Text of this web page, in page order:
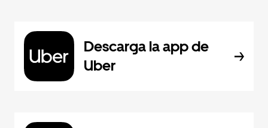
Descarga la app de
Uber